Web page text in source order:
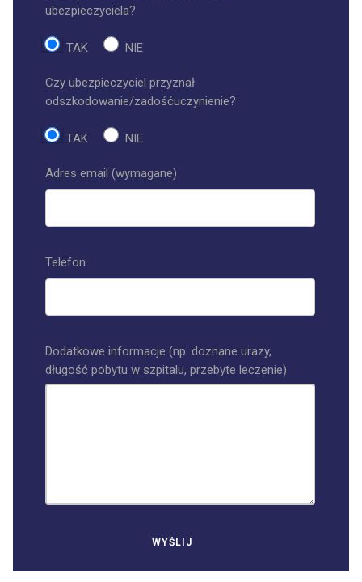
ubezpieczyciela?
TAK NIE
Czy ubezpieczyciel przyznał
odszkodowanie/zadośćuczynienie?
TAK NIE
Adres email (wymagane)
Telefon
Dodatkowe informacje (np. doznane urazy,
długość pobytu w szpitalu, przebyte leczenie)